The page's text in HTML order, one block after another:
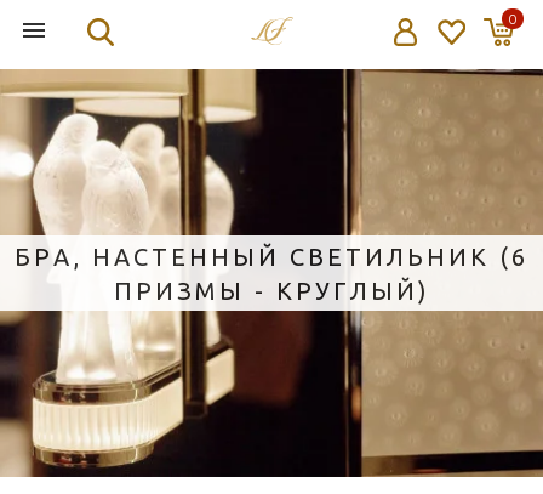
0
БРА, НАСТЕННЫЙ СВЕТИЛЬНИК (6
ПРИЗМЫ - КРУГЛЫЙ)
"НИКЕЛИРОВАННЫЙ" 22X12X34СМ